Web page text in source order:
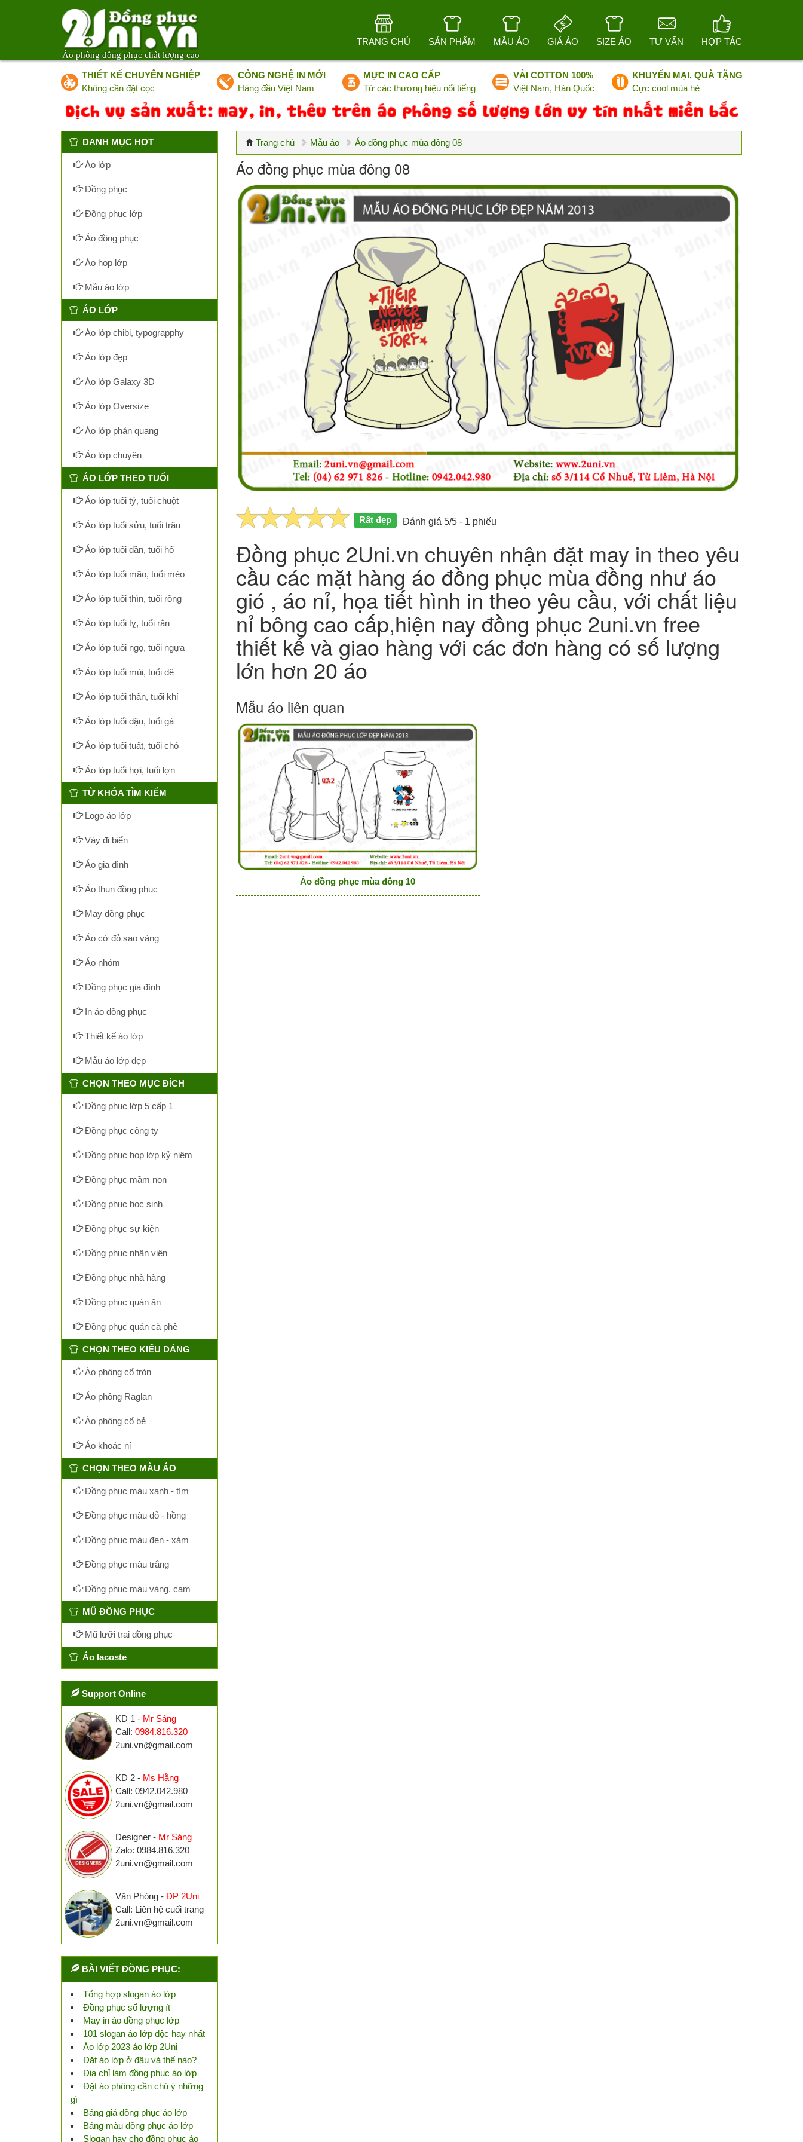
Áo phông đồng phục chất lượng cao
TRANG CHỦ SẢN PHẨM MẪU ÁO GIÁ ÁO SIZE ÁO TƯ VẤN HỢP TÁC
THIẾT KẾ CHUYÊN NGHIỆP
Không cần đặt cọc
CÔNG NGHỆ IN MỚI
Hàng đầu Việt Nam
MỰC IN CAO CẤP
Từ các thương hiệu nổi tiếng
VẢI COTTON 100%
Việt Nam, Hàn Quốc
KHUYẾN MẠI, QUÀ TẶNG
Cực cool mùa hè
Trang chủ Mẫu áo Áo đồng phục mùa đông 08
Áo đồng phục mùa đông 08
Rất đẹp Đánh giá 5/5 - 1 phiếu
Đồng phục 2Uni.vn chuyên nhận đặt may in theo yêu
cầu các mặt hàng áo đồng phục mùa đồng như áo
gió , áo nỉ, họa tiết hình in theo yêu cầu, với chất liệu
nỉ bông cao cấp,hiện nay đồng phục 2uni.vn free
thiết kế và giao hàng với các đơn hàng có số lượng
lớn hơn 20 áo
Mẫu áo liên quan
Áo đồng phục mùa đông 10
DANH MỤC HOT
Áo lớp
Đồng phục
Đồng phục lớp
Áo đồng phục
Áo họp lớp
Mẫu áo lớp
ÁO LỚP
Áo lớp chibi, typograpphy
Áo lớp đẹp
Áo lớp Galaxy 3D
Áo lớp Oversize
Áo lớp phản quang
Áo lớp chuyên
ÁO LỚP THEO TUỔI
Áo lớp tuổi tý, tuổi chuột
Áo lớp tuổi sửu, tuổi trâu
Áo lớp tuổi dần, tuổi hổ
Áo lớp tuổi mão, tuổi mèo
Áo lớp tuổi thìn, tuổi rồng
Áo lớp tuổi tỵ, tuổi rắn
Áo lớp tuổi ngọ, tuổi ngựa
Áo lớp tuổi mùi, tuổi dê
Áo lớp tuổi thân, tuổi khỉ
Áo lớp tuổi dậu, tuổi gà
Áo lớp tuổi tuất, tuổi chó
Áo lớp tuổi hợi, tuổi lợn
TỪ KHÓA TÌM KIẾM
Logo áo lớp
Váy đi biển
Áo gia đình
Áo thun đồng phục
May đồng phục
Áo cờ đỏ sao vàng
Áo nhóm
Đồng phục gia đình
In áo đồng phục
Thiết kế áo lớp
Mẫu áo lớp đẹp
CHỌN THEO MỤC ĐÍCH
Đồng phục lớp 5 cấp 1
Đồng phục công ty
Đồng phục họp lớp kỷ niệm
Đồng phục mầm non
Đồng phục học sinh
Đồng phục sự kiện
Đồng phục nhân viên
Đồng phục nhà hàng
Đồng phục quán ăn
Đồng phục quán cà phê
CHỌN THEO KIỂU DÁNG
Áo phông cổ tròn
Áo phông Raglan
Áo phông cổ bẻ
Áo khoác nỉ
CHỌN THEO MÀU ÁO
Đồng phục màu xanh - tím
Đồng phục màu đỏ - hồng
Đồng phục màu đen - xám
Đồng phục màu trắng
Đồng phục màu vàng, cam
MŨ ĐỒNG PHỤC
Mũ lưỡi trai đồng phục
Áo lacoste
Support Online
KD 1 - Mr Sáng
Call: 0984.816.320
2uni.vn@gmail.com
KD 2 - Ms Hằng
Call: 0942.042.980
2uni.vn@gmail.com
Designer - Mr Sáng
Zalo: 0984.816.320
2uni.vn@gmail.com
Văn Phòng - ĐP 2Uni
Call: Liên hệ cuối trang
2uni.vn@gmail.com
BÀI VIẾT ĐỒNG PHỤC:
Tổng hợp slogan áo lớp
Đồng phục số lượng ít
May in áo đồng phục lớp
101 slogan áo lớp độc hay nhất
Áo lớp 2023 áo lớp 2Uni
Đặt áo lớp ở đâu và thế nào?
Địa chỉ làm đồng phục áo lớp
Đặt áo phông cần chú ý những
gì
Bảng giá đồng phục áo lớp
Bảng màu đồng phục áo lớp
Slogan hay cho đồng phục áo